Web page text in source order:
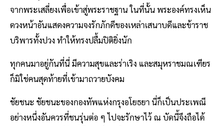
จากพระเสลี่ยงเพื่อเข้าสู่พระราชฐาน ในที่นั้น พระองค์ทรงเห็น
ดวงหน้าอันแสดงความจงรักภักดีของเหล่าเสนาบดีและข้าราช
บริพารทั้งปวง ทำให้ทรงปลื้มปิติยิ่งนัก
ทุกคนมาอยู่กันที่นี่ มีความสุขและร่าเริง และสมุหราชมณเฑียร
ก็มิใช่คนสุดท้ายที่เข้ามาถวายบังคม
ชัยชนะ ชัยชนะของกองทัพแห่งกรุงอโยธยา นี่ก็เป็นประเพณี
อย่างหนึ่งอันควรที่ชนรุ่นต่อ ๆ ไปจะรักษาไว้ ณ บัดนี้จึงถือได้